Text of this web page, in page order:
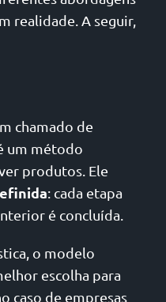
realidade. A seguir,
chamado de
é um método
produtos. Ele
: cada etapa
é concluída.
o modelo
escolha para
caso de empresas